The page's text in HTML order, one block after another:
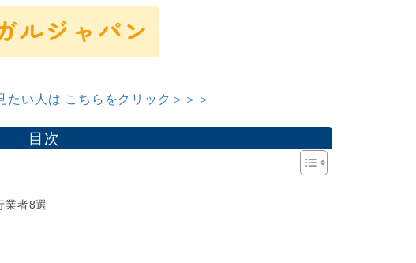
い人は こちらをクリック＞＞＞
目次
業者8選